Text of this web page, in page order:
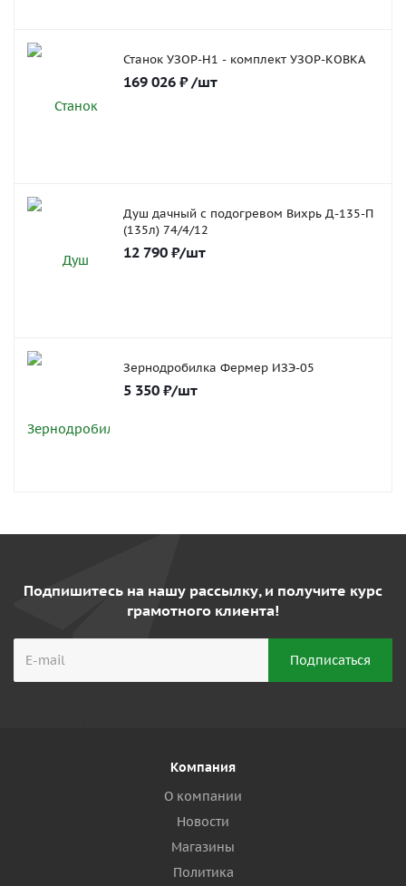
Станок УЗОР-Н1 - комплект УЗОР-КОВКА
169 026 ₽ /шт
Душ дачный с подогревом Вихрь Д-135-П
(135л) 74/4/12
12 790 ₽/шт
Зернодробилка Фермер ИЗЭ-05
5 350 ₽/шт
Подпишитесь на нашу рассылку, и получите курс
грамотного клиента!
Компания
О компании
Новости
Магазины
Политика